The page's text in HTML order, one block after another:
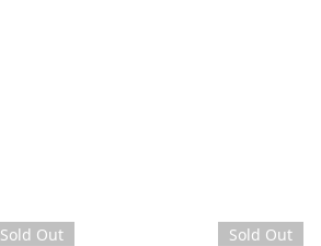
Sold Out Sold Out